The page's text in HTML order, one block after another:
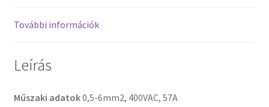
További információk
Leírás
Műszaki adatok0,5-6mm2, 400VAC, 57A